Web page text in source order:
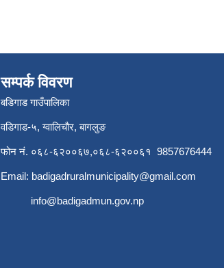
सम्पर्क विवरण
बडिगाड गाउँपालिका
वडिगाड-५, ग्वालिचौर, बागलुङ
फोन नं. ०६८-६२००६७,०६८-६२००६१ 9857676444
Email: badigadruralmunicipality@gmail.com
info@badigadmun.gov.np